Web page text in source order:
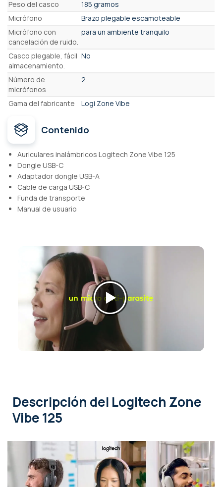
Peso del casco
185 gramos
Micrófono
Brazo plegable escamoteable
Micrófono con
cancelación de ruido.
para un ambiente tranquilo
Casco plegable, fácil
almacenamiento.
No
Número de
micrófonos
2
Gama del fabricante Logi Zone Vibe
Contenido
Auriculares inalámbricos Logitech Zone Vibe 125
Dongle USB-C
Adaptador dongle USB-A
Cable de carga USB-C
Funda de transporte
Manual de usuario
Descripción del Logitech Zone
Vibe 125